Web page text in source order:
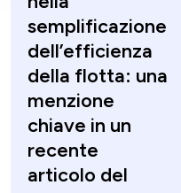
semplificazione
dell’efficienza
della flotta: una
menzione
chiave in un
recente
articolo del